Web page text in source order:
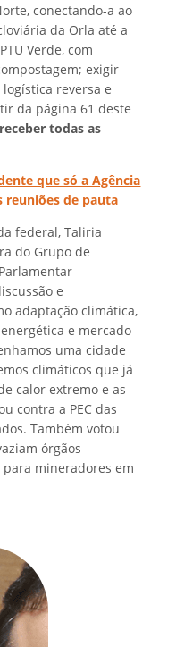
conectando-a ao
da Orla até a
Verde, com
exigir
reversa e
da página 61 deste
todas as
que só a Agência
reuniões de pauta
federal, Taliria
do Grupo de
e
adaptação climática,
e mercado
uma cidade
climáticos que já
calor extremo e as
contra a PEC das
Também votou
órgãos
mineradores em